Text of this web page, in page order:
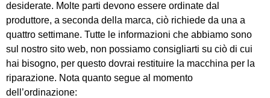
desiderate. Molte parti devono essere ordinate dal
produttore, a seconda della marca, ciò richiede da una a
quattro settimane. Tutte le informazioni che abbiamo sono
sul nostro sito web, non possiamo consigliarti su ciò di cui
hai bisogno, per questo dovrai restituire la macchina per la
riparazione. Nota quanto segue al momento
dell’ordinazione: